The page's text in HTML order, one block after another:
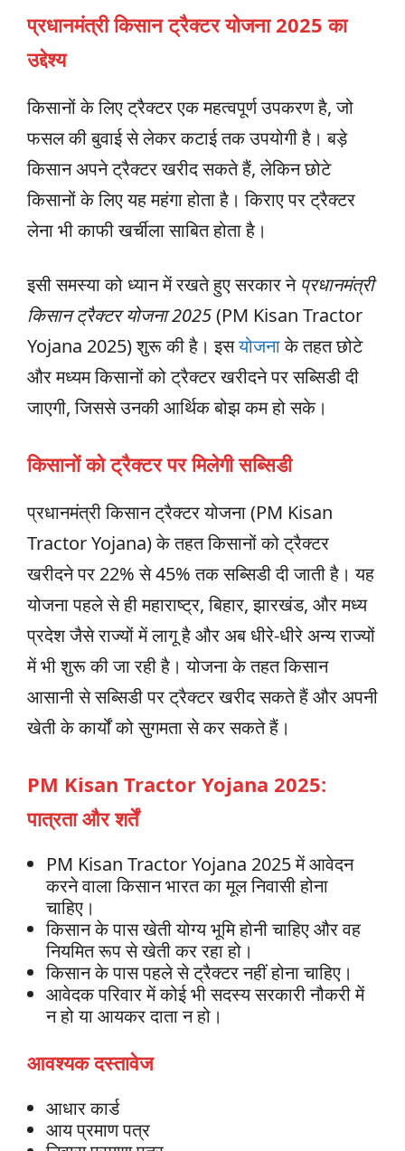
प्रधानमंत्री किसान ट्रैक्टर योजना 2025 का
उद्देश्य
किसानों के लिए ट्रैक्टर एक महत्वपूर्ण उपकरण है, जो
फसल की बुवाई से लेकर कटाई तक उपयोगी है। बड़े
किसान अपने ट्रैक्टर खरीद सकते हैं, लेकिन छोटे
किसानों के लिए यह महंगा होता है। किराए पर ट्रैक्टर
लेना भी काफी खर्चीला साबित होता है।
इसी समस्या को ध्यान में रखते हुए सरकार ने प्रधानमंत्री
किसान ट्रैक्टर योजना 2025(PM Kisan Tractor
Yojana 2025) शुरू की है। इसयोजनाके तहत छोटे
और मध्यम किसानों को ट्रैक्टर खरीदने पर सब्सिडी दी
जाएगी, जिससे उनकी आर्थिक बोझ कम हो सके।
किसानों को ट्रैक्टर परमिलेगीसब्सिडी
प्रधानमंत्री किसान ट्रैक्टर योजना (PM Kisan
Tractor Yojana) के तहत किसानों को ट्रैक्टर
खरीदने पर 22% से 45% तक सब्सिडी दी जाती है। यह
योजना पहले से ही महाराष्ट्र, बिहार, झारखंड, और मध्य
प्रदेश जैसे राज्यों में लागू है और अब धीरे-धीरे अन्य राज्यों
में भी शुरू की जा रही है। योजना के तहत किसान
आसानी से सब्सिडी पर ट्रैक्टर खरीद सकते हैं और अपनी
खेती के कार्यों को सुगमता से कर सकते हैं।
PM Kisan Tractor Yojana 2025:
पात्रता और शर्तें
PM Kisan Tractor Yojana 2025 में आवेदन
करने वाला किसान भारत का मूल निवासी होना
चाहिए।
किसान के पास खेती योग्य भूमि होनी चाहिए और वह
नियमित रूप से खेती कर रहा हो।
किसान के पास पहले से ट्रैक्टर नहीं होना चाहिए।
आवेदक परिवार में कोई भी सदस्य सरकारी नौकरी में
न हो या आयकर दाता न हो।
आवश्यक दस्तावेज
आधार कार्ड
आय प्रमाण पत्र